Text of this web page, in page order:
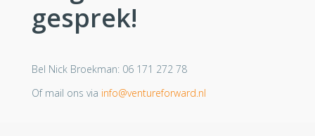
gesprek!
Bel Nick Broekman: 06 171 272 78
Of mail ons via info@ventureforward.nl